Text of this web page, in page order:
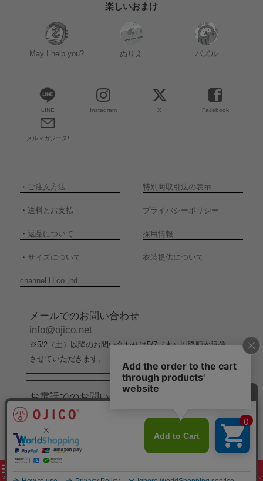
楽しいおまけ
May I help you? ぬりえ パズル
LINE Instagram X Facebook
メルマガジーヌ!
・ ご注文方法 特別商取引法の表示
・ 送料とお支払 プライバシーポリシー
・ 返品について 採用情報
・ サイズについて 衣装提供について
channel H co.,ltd.
メールでのお問い合わせ
info@ojico.net
※5/2（土）以降のお問い合わせは5/7（木）以降順次返信
させていただきます。
お電話でのお問い合わせ
076-246-5050
※5/2（土）から5/6（水）までの間はお電話でのお問い合
わせ受付をお休みさせていただきます。